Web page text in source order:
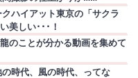
ハイアット東京の「サクラ
美しい･･･！
のことが分かる動画を集めて
の時代、風の時代、ってな